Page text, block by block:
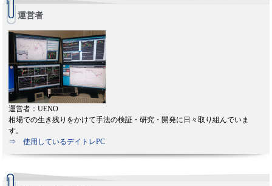
運営者
運営者：UENO
相場での生き残りをかけて手法の検証・研究・開発に日々取り組んでいま
す。
⇒ 使用しているデイトレPC